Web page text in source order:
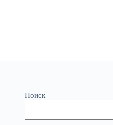
Поиск